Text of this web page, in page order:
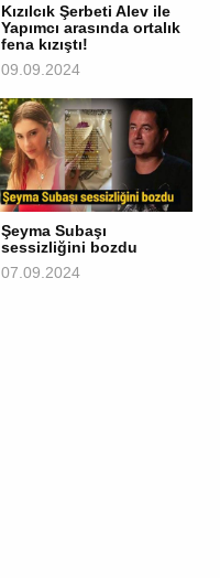
Kızılcık Şerbeti Alev ile
Yapımcı arasında ortalık
fena kızıştı!
09.09.2024
Şeyma Subaşı
sessizliğini bozdu
07.09.2024